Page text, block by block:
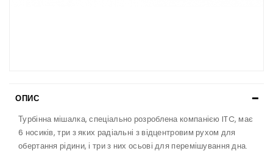
ОПИС
Турбінна мішалка, спеціально розроблена компанією ITC, має
6 носиків, три з яких радіальні з відцентровим рухом для
обертання рідини, і три з них осьові для перемішування дна.